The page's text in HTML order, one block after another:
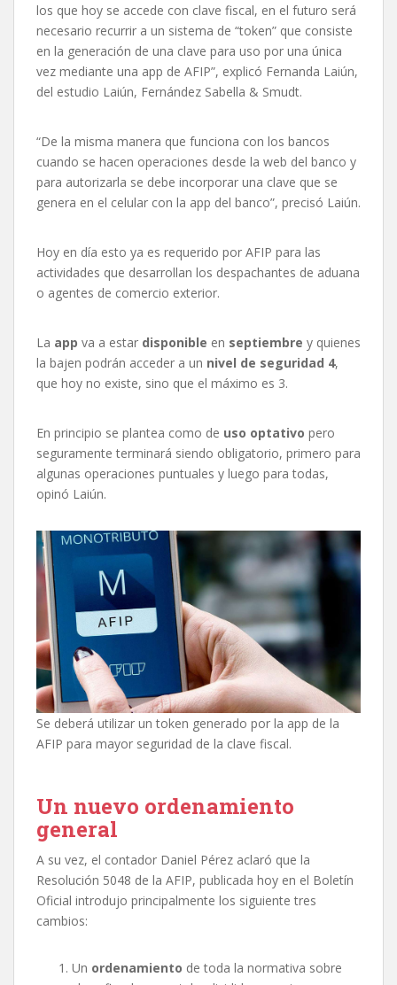
los que hoy se accede con clave fiscal, en el futuro será
necesario recurrir a un sistema de “token” que consiste
en la generación de una clave para uso por una única
vez mediante una app de AFIP”, explicó Fernanda Laiún,
del estudio Laiún, Fernández Sabella & Smudt.
“De la misma manera que funciona con los bancos
cuando se hacen operaciones desde la web del banco y
para autorizarla se debe incorporar una clave que se
genera en el celular con la app del banco”, precisó Laiún.
Hoy en día esto ya es requerido por AFIP para las
actividades que desarrollan los despachantes de aduana
o agentes de comercio exterior.
La app va a estar disponible en septiembre y quienes
la bajen podrán acceder a un nivel de seguridad 4,
que hoy no existe, sino que el máximo es 3.
En principio se plantea como de uso optativo pero
seguramente terminará siendo obligatorio, primero para
algunas operaciones puntuales y luego para todas,
opinó Laiún.
Se deberá utilizar un token generado por la app de la
AFIP para mayor seguridad de la clave fiscal.
Un nuevo ordenamiento
general
A su vez, el contador Daniel Pérez aclaró que la
Resolución 5048 de la AFIP, publicada hoy en el Boletín
Oficial introdujo principalmente los siguiente tres
cambios:
Un ordenamiento de toda la normativa sobre